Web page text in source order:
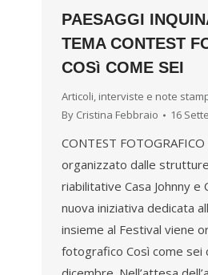
PAESAGGI
TEMA CONTEST
COSì COME SEI
Articoli, interviste e note
By Cristina Febbraio 16
CONTEST FOTOGRAFICO
organizzato dalle
riabilitative Casa Johnny e
nuova iniziativa dedicata
insieme al Festival viene
fotografico Così come sei